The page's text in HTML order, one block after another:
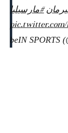
#مارسيليا